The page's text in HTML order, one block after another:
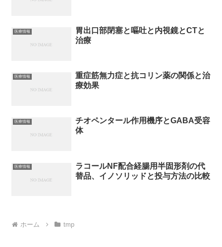
医療情報
胃出口部閉塞と嘔吐と内視鏡とCTと
治療
医療情報
重症筋無力症と抗コリン薬の関係と治
療効果
医療情報
チオペンタール作用機序とGABA受容
体
医療情報
ラコールNF配合経腸用半固形剤の代
替品、イノソリッドと投与方法の比較
ホーム tmp